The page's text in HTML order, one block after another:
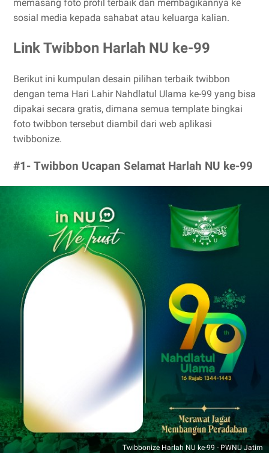
memasang foto profil terbaik dan membagikannya ke
sosial media kepada sahabat atau keluarga kalian.
Link Twibbon Harlah NU ke-99
Berikut ini kumpulan desain pilihan terbaik twibbon
dengan tema Hari Lahir Nahdlatul Ulama ke-99 yang bisa
dipakai secara gratis, dimana semua template bingkai
foto twibbon tersebut diambil dari web aplikasi
twibbonize.
#1- Twibbon Ucapan Selamat Harlah NU ke-99
Twibbonize Harlah NU ke-99 - PWNU Jatim